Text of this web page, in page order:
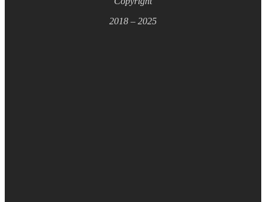
2018 – 2025